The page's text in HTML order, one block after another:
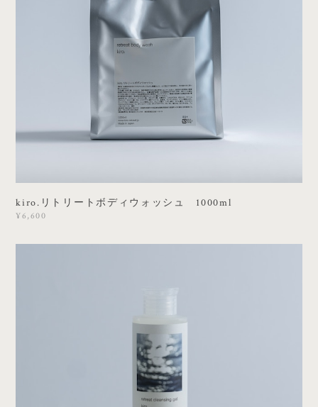
kiro.リトリートボディウォッシュ 1000ml
¥6,600